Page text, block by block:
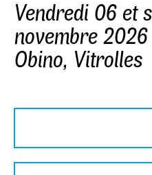
Vendredi 06 et
novembre
Obino, Vitrolles